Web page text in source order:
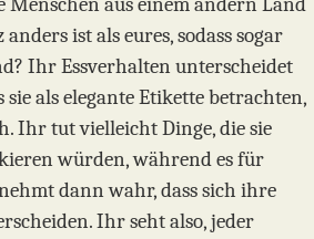
anders ist als eures, sodass sogar
Ihr Essverhalten unterscheidet
sie als elegante Etikette betrachten,
Ihr tut vielleicht Dinge, die sie
würden, während es für
dann wahr, dass sich ihre
Ihr seht also, jeder